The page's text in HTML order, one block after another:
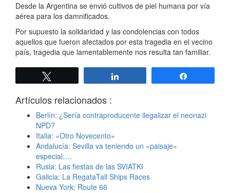
Desde la Argentina se envió cultivos de piel humana por vía
aérea para los damnificados.
Por supuesto la solidaridad y las condolencias con todos
aquellos que fueron afectados por esta tragedia en el vecino
país, tragedia que lamentablemente nos resulta tan familiar.
Artículos relacionados :
Berlín: ¿Sería contraproducente ilegalizar el neonazi
NPD?
Italia: «Otro Novecento»
Andalucía: Sevilla va teniendo un «paisaje»
especial….
Rusia: Las fiestas de las SVIATKI
Galicia: La RegataTall Ships Races
Nueva York: Route 66